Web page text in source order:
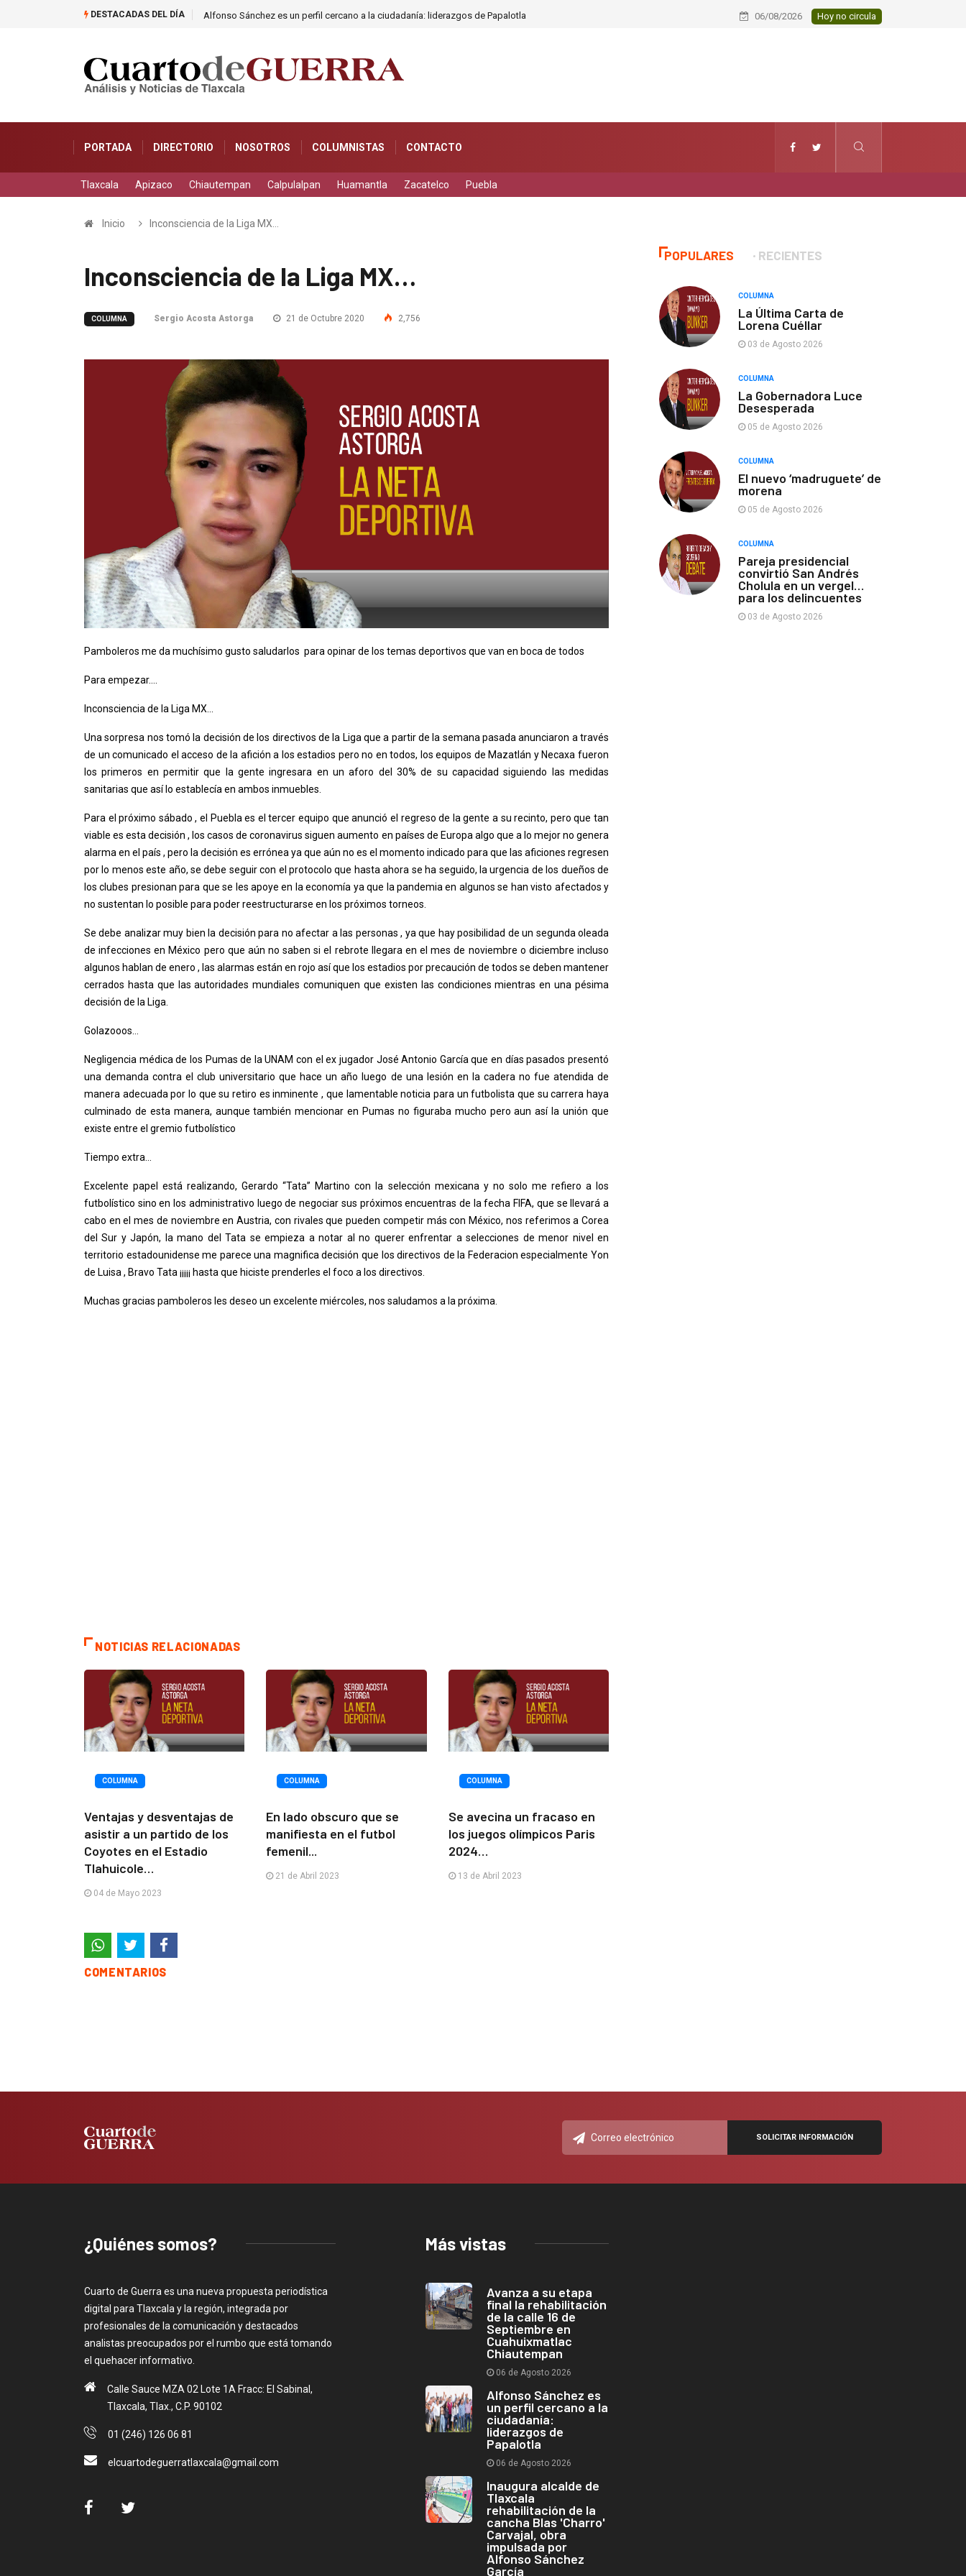
DESTACADAS DEL DÍA Alfonso Sánchez es un perfil cercano a la ciudadanía: liderazgos de Papalotla Inaugura alcalde de Tlaxcala
06/08/2026 Hoy no circula
PORTADA DIRECTORIO NOSOTROS COLUMNISTAS CONTACTO
Tlaxcala Apizaco Chiautempan Calpulalpan Huamantla Zacatelco Puebla
Inicio Inconsciencia de la Liga MX…
Inconsciencia de la Liga MX…
COLUMNA Sergio Acosta Astorga 21 de Octubre 2020 2,756
Pamboleros me da muchísimo gusto saludarlos para opinar de los temas deportivos que van en boca de todos
Para empezar….
Inconsciencia de la Liga MX…
Una sorpresa nos tomó la decisión de los directivos de la Liga que a partir de la semana pasada anunciaron a través
de un comunicado el acceso de la afición a los estadios pero no en todos, los equipos de Mazatlán y Necaxa fueron
los primeros en permitir que la gente ingresara en un aforo del 30% de su capacidad siguiendo las medidas
sanitarias que así lo establecía en ambos inmuebles.
Para el próximo sábado , el Puebla es el tercer equipo que anunció el regreso de la gente a su recinto, pero que tan
viable es esta decisión , los casos de coronavirus siguen aumento en países de Europa algo que a lo mejor no genera
alarma en el país , pero la decisión es errónea ya que aún no es el momento indicado para que las aficiones regresen
por lo menos este año, se debe seguir con el protocolo que hasta ahora se ha seguido, la urgencia de los dueños de
los clubes presionan para que se les apoye en la economía ya que la pandemia en algunos se han visto afectados y
no sustentan lo posible para poder reestructurarse en los próximos torneos.
Se debe analizar muy bien la decisión para no afectar a las personas , ya que hay posibilidad de un segunda oleada
de infecciones en México pero que aún no saben si el rebrote llegara en el mes de noviembre o diciembre incluso
algunos hablan de enero , las alarmas están en rojo así que los estadios por precaución de todos se deben mantener
cerrados hasta que las autoridades mundiales comuniquen que existen las condiciones mientras en una pésima
decisión de la Liga.
Golazooos…
Negligencia médica de los Pumas de la UNAM con el ex jugador José Antonio García que en días pasados presentó
una demanda contra el club universitario que hace un año luego de una lesión en la cadera no fue atendida de
manera adecuada por lo que su retiro es inminente , que lamentable noticia para un futbolista que su carrera haya
culminado de esta manera, aunque también mencionar en Pumas no figuraba mucho pero aun así la unión que
existe entre el gremio futbolístico
Tiempo extra…
Excelente papel está realizando, Gerardo “Tata” Martino con la selección mexicana y no solo me refiero a los
futbolístico sino en los administrativo luego de negociar sus próximos encuentras de la fecha FIFA, que se llevará a
cabo en el mes de noviembre en Austria, con rivales que pueden competir más con México, nos referimos a Corea
del Sur y Japón, la mano del Tata se empieza a notar al no querer enfrentar a selecciones de menor nivel en
territorio estadounidense me parece una magnifica decisión que los directivos de la Federacion especialmente Yon
de Luisa , Bravo Tata ¡¡¡¡¡ hasta que hiciste prenderles el foco a los directivos.
Muchas gracias pamboleros les deseo un excelente miércoles, nos saludamos a la próxima.
NOTICIAS RELACIONADAS
COLUMNA
Ventajas y desventajas de
asistir a un partido de los
Coyotes en el Estadio
Tlahuicole…
04 de Mayo 2023
COLUMNA
En lado obscuro que se
manifiesta en el futbol
femenil...
21 de Abril 2023
COLUMNA
Se avecina un fracaso en
los juegos olímpicos Paris
2024…
13 de Abril 2023
COMENTARIOS
POPULARES RECIENTES
COLUMNA
La Última Carta de
Lorena Cuéllar
03 de Agosto 2026
COLUMNA
La Gobernadora Luce
Desesperada
05 de Agosto 2026
COLUMNA
El nuevo ‘madruguete’ de
morena
05 de Agosto 2026
COLUMNA
Pareja presidencial
convirtió San Andrés
Cholula en un vergel…
para los delincuentes
03 de Agosto 2026
¿Quiénes somos?
Cuarto de Guerra es una nueva propuesta periodística
digital para Tlaxcala y la región, integrada por
profesionales de la comunicación y destacados
analistas preocupados por el rumbo que está tomando
el quehacer informativo.
Calle Sauce MZA 02 Lote 1A Fracc: El Sabinal,
Tlaxcala, Tlax., C.P. 90102
01 (246) 126 06 81
elcuartodeguerratlaxcala@gmail.com
Más vistas
Avanza a su etapa
final la rehabilitación
de la calle 16 de
Septiembre en
Cuahuixmatlac
Chiautempan
06 de Agosto 2026
Alfonso Sánchez es
un perfil cercano a la
ciudadanía:
liderazgos de
Papalotla
06 de Agosto 2026
Inaugura alcalde de
Tlaxcala
rehabilitación de la
cancha Blas 'Charro'
Carvajal, obra
impulsada por
Alfonso Sánchez
García